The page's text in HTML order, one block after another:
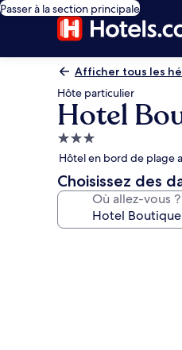
Passer à la section principale
Afficher tous les
Hôte particulier
Hotel
Hébergement
3.0 étoiles
Hôtel en bord de plage
Choisissez des
Où allez-vous ?